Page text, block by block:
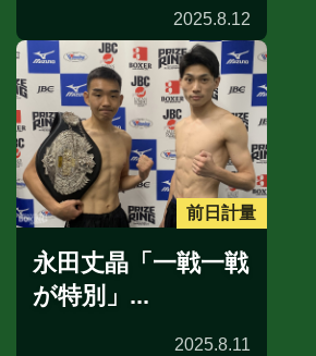
2025.8.12
前日計量
永田丈晶「一戦一戦
が特別」...
2025.8.11